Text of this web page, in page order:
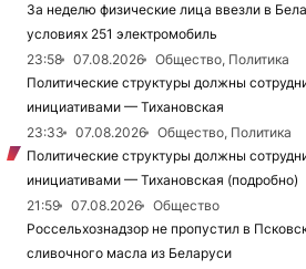
За неделю физические лица ввезли в
условиях 251 электромобиль
23:58
07.08.2026
Общество, Политика
Политические структуры должны
инициативами — Тихановская
23:33
07.08.2026
Общество, Политика
Политические структуры должны
инициативами — Тихановская (подробно)
21:59
07.08.2026
Общество
Россельхознадзор не пропустил в
сливочного масла из Беларуси